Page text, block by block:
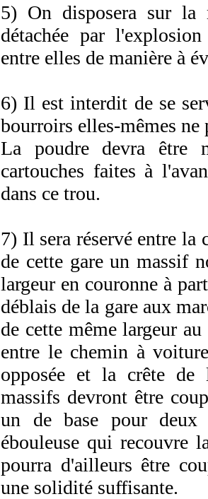
5) On disposera sur la
détachée par
entre elles de manière à
6) Il est interdit de se
bourroirs elles-mêmes ne
La poudre devra être
cartouches faites à
dans ce trou.
7) Il sera réservé entre la
de cette gare un massif
largeur en couronne à
déblais de la gare aux
de cette même largeur
entre le chemin à
opposée et la crête de
massifs devront être
un de base pour
ébouleuse qui recouvre
pourra d'ailleurs être
une solidité suffisante.